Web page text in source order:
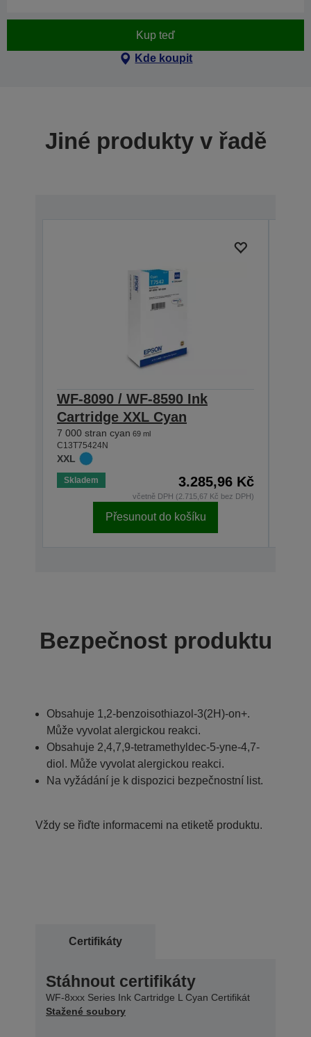
Kup teď
Kde koupit
Jiné produkty v řadě
WF-8090 / WF-8590 Ink
Cartridge XXL Cyan
7 000 stran cyan 69 ml
C13T75424N
XXL
Skladem 3.285,96 Kč
včetně DPH (2.715,67 Kč bez DPH)
Přesunout do košíku
Bezpečnost produktu
Obsahuje 1,2-benzoisothiazol-3(2H)-on+.
Může vyvolat alergickou reakci.
Obsahuje 2,4,7,9-tetramethyldec-5-yne-4,7-
diol. Může vyvolat alergickou reakci.
Na vyžádání je k dispozici bezpečnostní list.
Vždy se řiďte informacemi na etiketě produktu.
Certifikáty
Stáhnout certifikáty
WF-8xxx Series Ink Cartridge L Cyan Certifikát
Stažené soubory